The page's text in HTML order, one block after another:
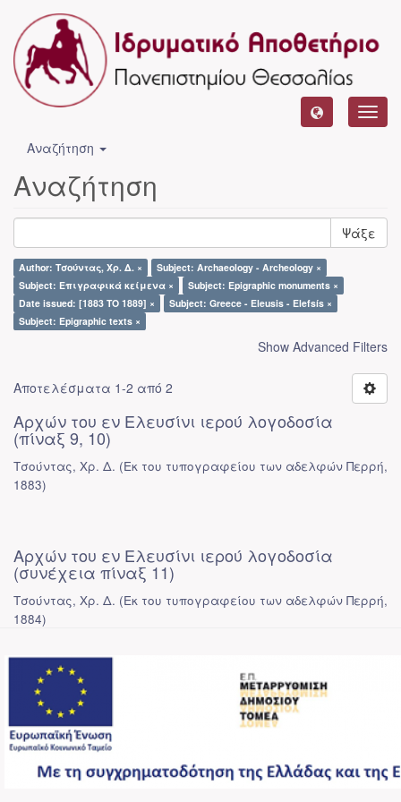
Αναζήτηση
Αναζήτηση
Ψάξε
Author: Τσούντας, Χρ. Δ. ×
Subject: Archaeology - Archeology ×
Subject: Επιγραφικά κείμενα ×
Subject: Epigraphic monuments ×
Date issued: [1883 TO 1889] ×
Subject: Greece - Eleusis - Elefsís ×
Subject: Epigraphic texts ×
Show Advanced Filters
Αποτελέσματα 1-2 από 2
Αρχών του εν Ελευσίνι ιερού λογοδοσία
(πίναξ 9, 10)
Τσούντας, Χρ. Δ. (Εκ του τυπογραφείου των αδελφών Περρή,
1883)
Αρχών του εν Ελευσίνι ιερού λογοδοσία
(συνέχεια πίναξ 11)
Τσούντας, Χρ. Δ. (Εκ του τυπογραφείου των αδελφών Περρή,
1884)